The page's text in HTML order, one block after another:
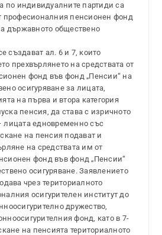
по индивидуалните партиди са
професионалния пенсионен фонд
държавното обществено
създават ал. 6 и 7, които
прехвърлянето на средствата от
фонд във фонд „Пенсии“ на
осигуряване за лицата,
на първа и втора категория
пенсия, да става с изричното
лицата едновременно със
на пенсия подават и
на средствата им от
фонд във фонд „Пенсии“
осигуряване. Заявлението
чрез териториалното
осигурителен институт до
дружество,
фонд, като в 7-
на пенсията териториалното